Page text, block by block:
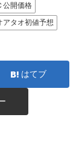
公開価格
アタオ初値予想
はてブ